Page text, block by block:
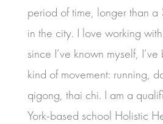
period of time, longer than a
in the city. I love working
since I’ve known myself,
kind of movement: running,
qigong, thai chi. I am a
York-based school Holistic